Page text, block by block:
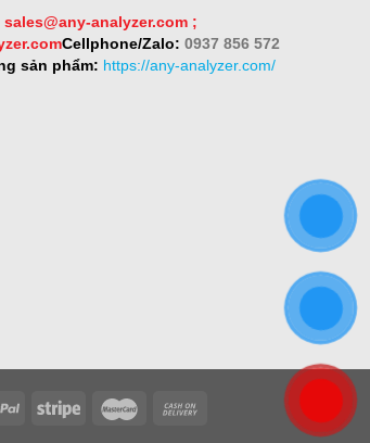
sales@any-analyzer.com ;
Cellphone/Zalo: 0937 856 572
sản phẩm: https://any-analyzer.com/